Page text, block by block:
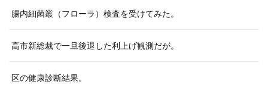
腸内細菌叢（フローラ）検査を受けてみた。
高市新総裁で一旦後退した利上げ観測だが。
区の健康診断結果。